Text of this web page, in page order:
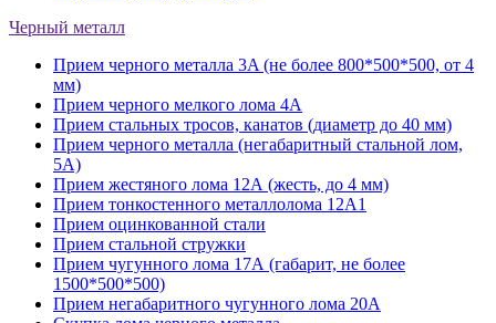
Черный металл
Прием черного металла 3A (не более 800*500*500, от 4
мм)
Прием черного мелкого лома 4А
Прием стальных тросов, канатов (диаметр до 40 мм)
Прием черного металла (негабаритный стальной лом,
5A)
Прием жестяного лома 12А (жесть, до 4 мм)
Прием тонкостенного металлолома 12А1
Прием оцинкованной стали
Прием стальной стружки
Прием чугунного лома 17А (габарит, не более
1500*500*500)
Прием негабаритного чугунного лома 20А